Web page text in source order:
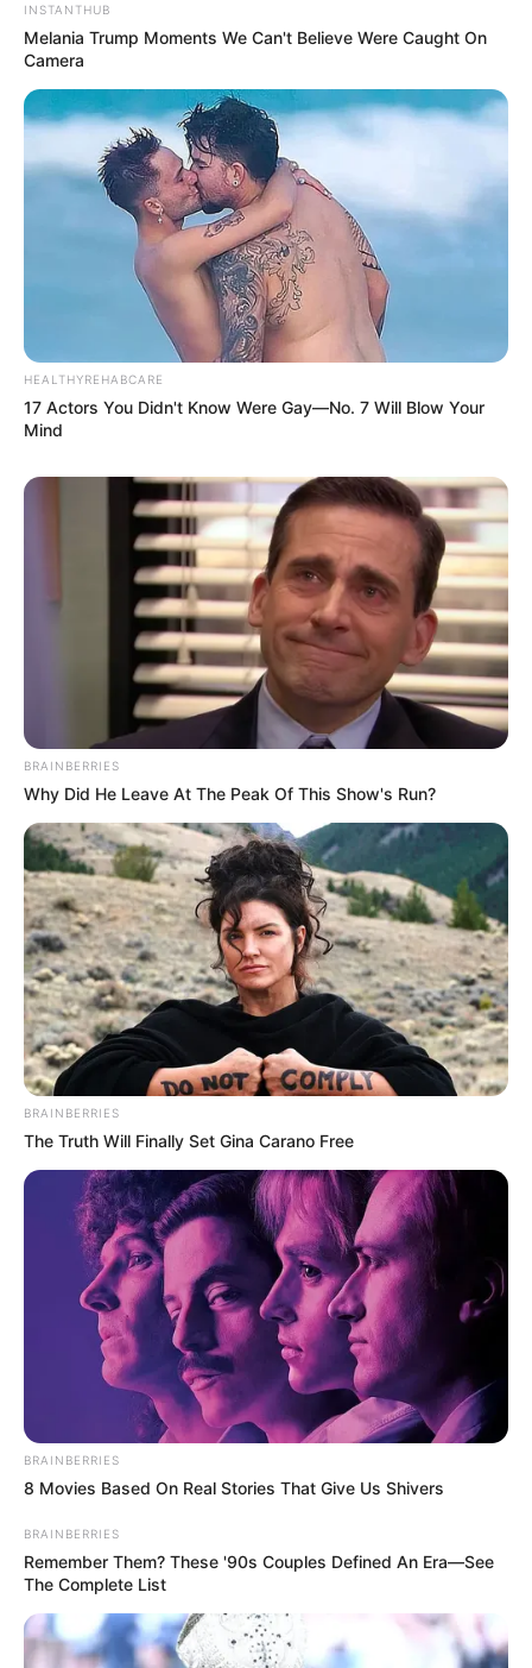
INSTANTHUB
Melania Trump Moments We Can't Believe Were Caught On
Camera
HEALTHYREHABCARE
17 Actors You Didn't Know Were Gay—No. 7 Will Blow Your
Mind
BRAINBERRIES
Why Did He Leave At The Peak Of This Show's Run?
BRAINBERRIES
The Truth Will Finally Set Gina Carano Free
BRAINBERRIES
8 Movies Based On Real Stories That Give Us Shivers
BRAINBERRIES
Remember Them? These '90s Couples Defined An Era—See
The Complete List